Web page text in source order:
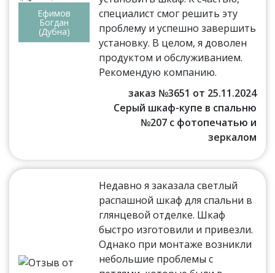
Ефимов
Богдан
(Дубна)
специалист смог решить эту
проблему и успешно завершить
установку. В целом, я доволен
продуктом и обслуживанием.
Рекомендую компанию.
заказ №3651 от 25.11.2024
Серый шкаф-купе в спальню
№207 с фотопечатью и
зеркалом
Недавно я заказала светлый
распашной шкаф для спальни в
глянцевой отделке. Шкаф
быстро изготовили и привезли.
Однако при монтаже возникли
небольшие проблемы с